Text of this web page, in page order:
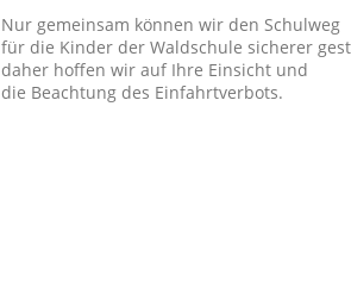
Nur gemeinsam können wir den Schulweg
für die Kinder der Waldschule sicherer
daher hoffen wir auf Ihre Einsicht und
die Beachtung des Einfahrtverbots.